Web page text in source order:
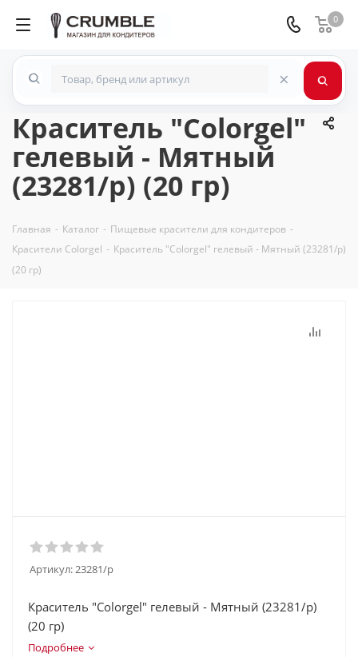
0
×
Краситель "Colorgel"
гелевый - Мятный
(23281/p) (20 гр)
Главная - Каталог - Пищевые красители для кондитеров -
Красители Colorgel - Краситель "Colorgel" гелевый - Мятный (23281/p)
(20 гр)
Артикул:23281/p
Краситель "Colorgel" гелевый - Мятный (23281/p)
(20 гр)
Подробнее